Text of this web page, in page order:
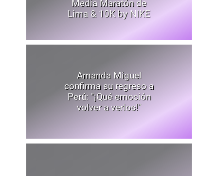
Media Maratón de
Lima & 10K by NIKE
Amanda Miguel
confirma su regreso a
Perú: "¡Qué emoción
volver a verlos!"